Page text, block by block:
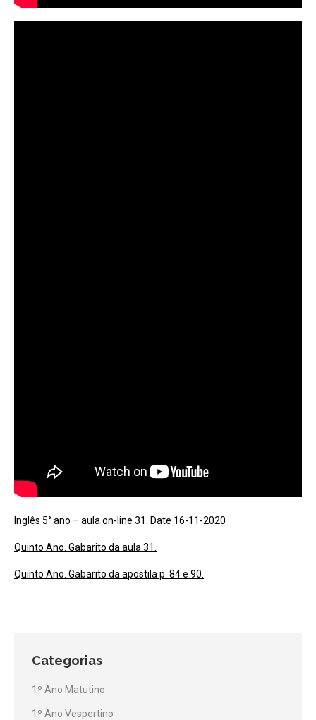
Inglês 5° ano – aula on-line 31. Date 16-11-2020
Quinto Ano. Gabarito da aula 31.
Quinto Ano. Gabarito da apostila p. 84 e 90.
Categorias
1º Ano Matutino
1º Ano Vespertino